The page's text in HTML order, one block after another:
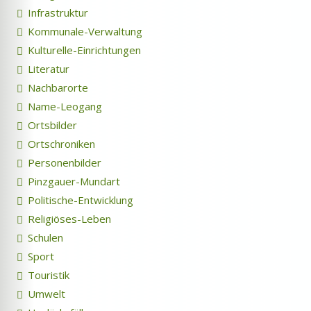
Infrastruktur
Kommunale-Verwaltung
Kulturelle-Einrichtungen
Literatur
Nachbarorte
Name-Leogang
Ortsbilder
Ortschroniken
Personenbilder
Pinzgauer-Mundart
Politische-Entwicklung
Religiöses-Leben
Schulen
Sport
Touristik
Umwelt